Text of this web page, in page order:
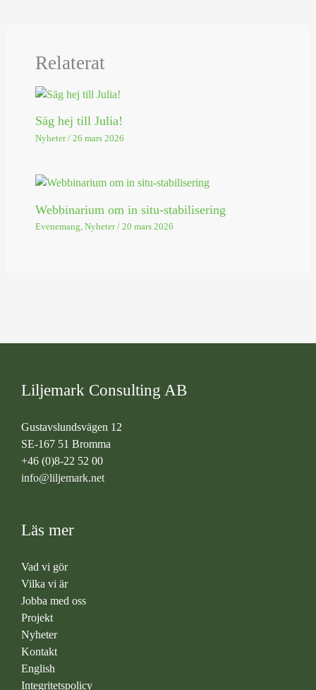
Relaterat
Säg hej till Julia!
Nyheter/ 26 mars 2026
Webbinarium om in situ-stabilisering
Evenemang, Nyheter/ 20 mars 2026
Liljemark Consulting AB
Gustavslundsvägen 12
SE-167 51 Bromma
+46 (0)8-22 52 00
info@liljemark.net
Läs mer
Vad vi gör
Vilka vi är
Jobba med oss
Projekt
Nyheter
Kontakt
English
Integritetspolicy